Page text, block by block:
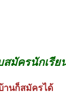
สมัครนักเรี
านก็สมัครได้